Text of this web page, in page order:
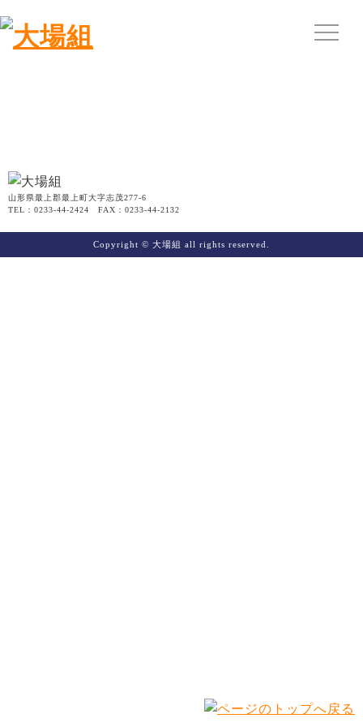
山形県最上郡最上町大字志茂277-6
TEL：0233-44-2424 FAX：0233-44-2132
Copyright © 大場組 all rights reserved.